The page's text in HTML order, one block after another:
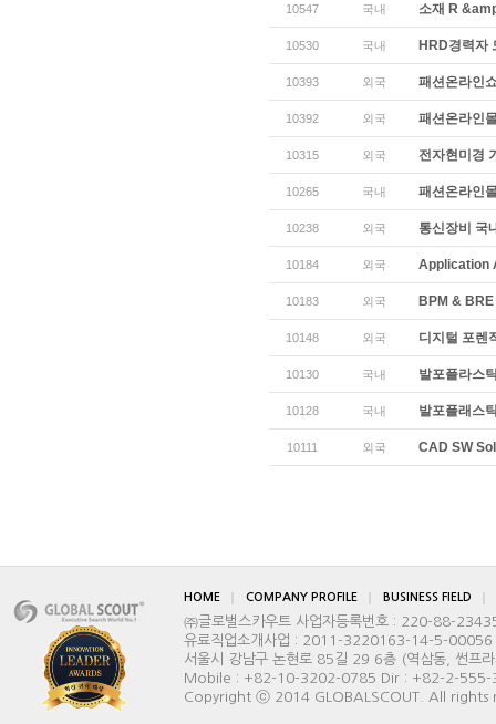
10547 국내 소재 R
10530 국내 HRD경력자
10393 외국 패션온라인
10392 외국 패션온라인
10315 외국 전자현미경
10265 국내 패션온라인
10238 외국 통신장비 국
10184 외국 Application
10183 외국 BPM &
10148 외국 디지털 포렌
10130 국내 발포플라스
10128 국내 발포플래스
10111 외국 CAD SW
HOME COMPANY PROFILE BUSINESS FIELD
㈜글로벌스카우트 사업자등록번호 : 220-88-
유료직업소개사업 : 2011-3220163-14-5-
서울시 강남구 논현로 85길 29 6층 (역삼동, 썬
Mobile : +82-10-3202-0785 Dir : +82-2-
Copyright ⓒ 2014 GLOBALSCOUT. All rights